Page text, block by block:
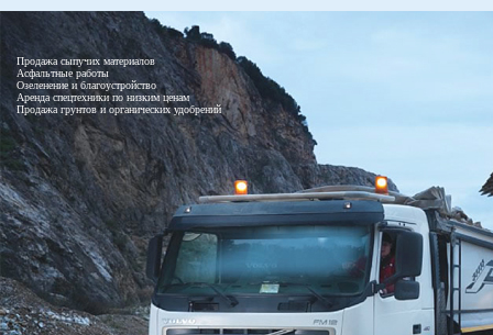
Продажа сыпучих материалов
Асфальтные работы
Озеленение и благоустройство
Аренда спецтехники по низким ценам
Продажа грунтов и органических удобрений